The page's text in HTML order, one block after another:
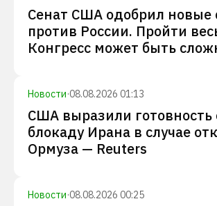
Сенат США одобрил новые
против России. Пройти
Конгресс может быть
Новости·08.08.2026 01:13
США выразили готовность
блокаду Ирана в случае
Ормуза — Reuters
Новости·08.08.2026 00:25